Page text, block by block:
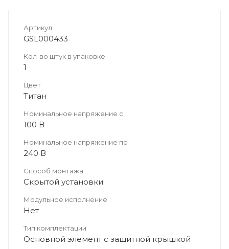
Артикул
GSL000433
Кол-во штук в упаковке
1
Цвет
Титан
Номинальное напряжение с
100 В
Номинальное напряжение по
240 В
Способ монтажа
Скрытой установки
Модульное исполнение
Нет
Тип комплектации
Основной элемент с защитной крышкой